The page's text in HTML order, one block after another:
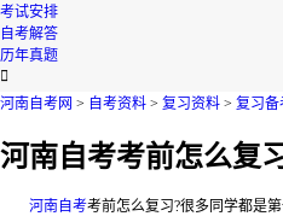
考试安排
自考解答
历年真题

河南自考网 > 自考资料 > 复习资料 > 复习备
河南自考考前怎么复习
河南自考考前怎么复习?很多同学都是